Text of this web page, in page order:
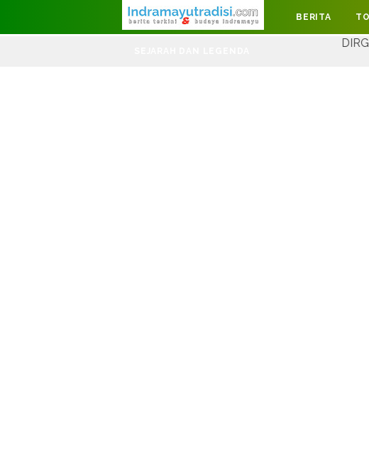
Judul Website
DIRGAHAYU
BERITA